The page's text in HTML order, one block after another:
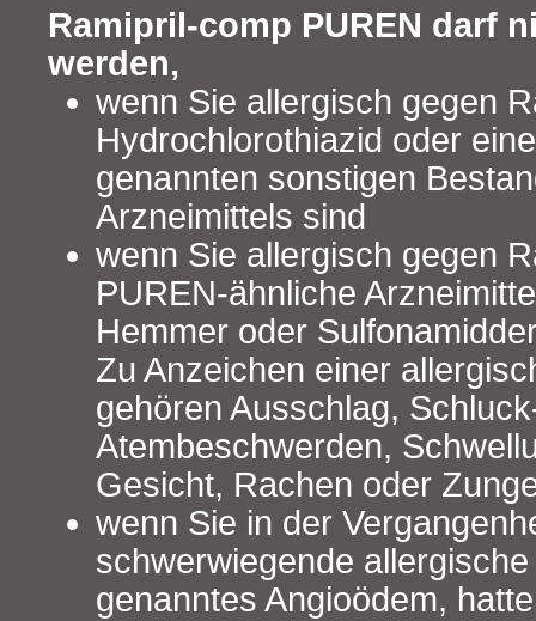
Ramipril-comp PUREN darf
werden,
wenn Sie allergisch gegen
Hydrochlorothiazid oder
genannten sonstigen
Arzneimittels sind
wenn Sie allergisch gegen
PUREN-ähnliche
Hemmer oder
Zu Anzeichen einer
gehören Ausschlag,
Atembeschwerden,
Gesicht, Rachen oder
wenn Sie in der
schwerwiegende
genanntes Angioödem,